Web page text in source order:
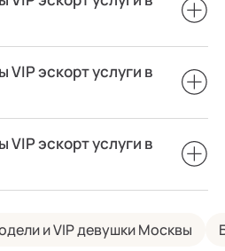
эскорт услуги в
эскорт услуги в
и VIP девушки Москвы